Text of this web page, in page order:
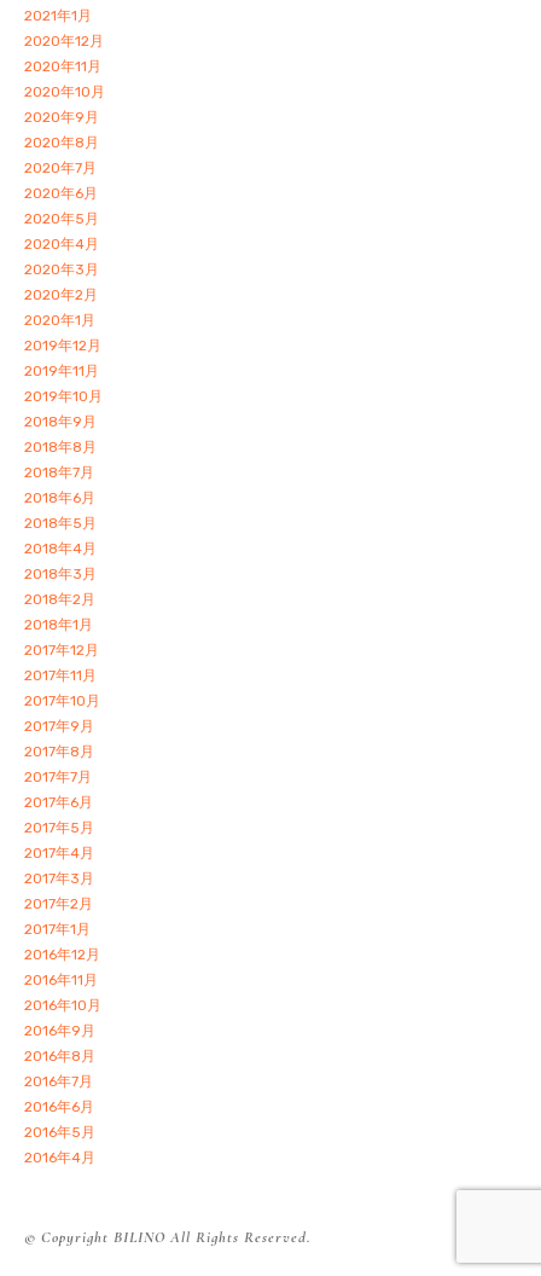
2021年1月
2020年12月
2020年11月
2020年10月
2020年9月
2020年8月
2020年7月
2020年6月
2020年5月
2020年4月
2020年3月
2020年2月
2020年1月
2019年12月
2019年11月
2019年10月
2018年9月
2018年8月
2018年7月
2018年6月
2018年5月
2018年4月
2018年3月
2018年2月
2018年1月
2017年12月
2017年11月
2017年10月
2017年9月
2017年8月
2017年7月
2017年6月
2017年5月
2017年4月
2017年3月
2017年2月
2017年1月
2016年12月
2016年11月
2016年10月
2016年9月
2016年8月
2016年7月
2016年6月
2016年5月
2016年4月
© Copyright BILINO All Rights Reserved.